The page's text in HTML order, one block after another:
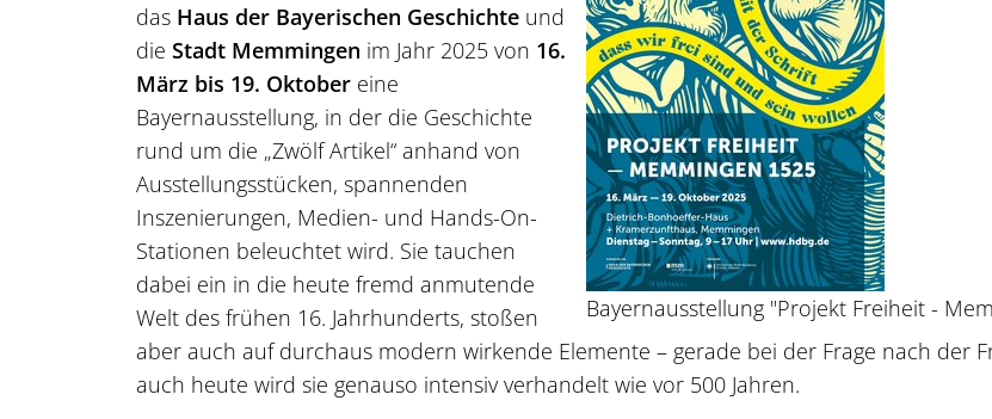
Bayernausstellung "Projekt Freiheit -
das Haus der Bayerischen Geschichte und
die Stadt Memmingen im Jahr 2025 von 16.
März bis 19. Oktober eine
Bayernausstellung, in der die Geschichte
rund um die „Zwölf Artikel“ anhand von
Ausstellungsstücken, spannenden
Inszenierungen, Medien- und Hands-On-
Stationen beleuchtet wird. Sie tauchen
dabei ein in die heute fremd anmutende
Welt des frühen 16. Jahrhunderts, stoßen
aber auch auf durchaus modern wirkende Elemente – gerade bei der Frage nach der
auch heute wird sie genauso intensiv verhandelt wie vor 500 Jahren.